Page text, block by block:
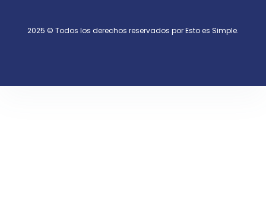
2025 © Todos los derechos reservados por Esto es Simple.